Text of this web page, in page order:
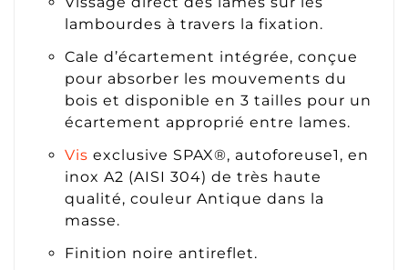
lambourdes à travers la fixation.
Cale d’écartement intégrée, conçue
pour absorber les mouvements du
bois et disponible en 3 tailles pour un
écartement approprié entre lames.
Vis exclusive SPAX®, autoforeuse1, en
inox A2 (AISI 304) de très haute
qualité, couleur Antique dans la
masse.
Finition noire antireflet.